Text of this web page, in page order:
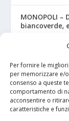
Per fornire le
per memorizzare e/
consenso a queste
comportamento di
acconsentire o
caratteristiche e
MONOPOLI –
biancoverde,
UNDER 18
I NOSTRI